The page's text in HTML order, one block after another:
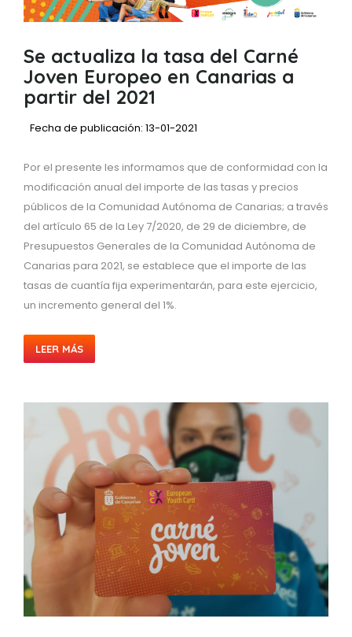
Se actualiza la tasa del Carné
Joven Europeo en Canarias a
partir del 2021
Fecha de publicación: 13-01-2021
Por el presente les informamos que de conformidad con la
modificación anual del importe de las tasas y precios
públicos de la Comunidad Autónoma de Canarias; a través
del artículo 65 de la Ley 7/2020, de 29 de diciembre, de
Presupuestos Generales de la Comunidad Autónoma de
Canarias para 2021, se establece que el importe de las
tasas de cuantía fija experimentarán, para este ejercicio,
un incremento general del 1%.
LEER MÁS